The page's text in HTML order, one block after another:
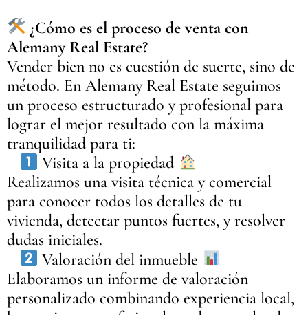
¿Cómo es el proceso de venta con
Alemany Real Estate?
Vender bien no es cuestión de suerte, sino de
método. En Alemany Real Estate seguimos
un proceso estructurado y profesional para
lograr el mejor resultado con la máxima
tranquilidad para ti:
Visita a la propiedad
Realizamos una visita técnica y comercial
para conocer todos los detalles de tu
vivienda, detectar puntos fuertes, y resolver
dudas iniciales.
Valoración del inmueble
Elaboramos un informe de valoración
personalizado combinando experiencia local,